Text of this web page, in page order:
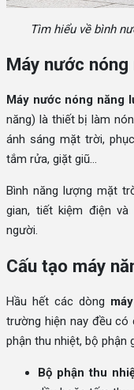
Tìm hiểu về bình
Máy nước
Máy nước nóng năng
năng) là thiết bị làm
ánh sáng mặt trời,
tắm rửa, giặt giũ...
Bình năng lượng mặt
gian, tiết kiệm điện
người.
Cấu tạo máy
Hầu hết các dòng
trường hiện nay đều có
phận thu nhiệt, bộ phận
Bộ phận thu